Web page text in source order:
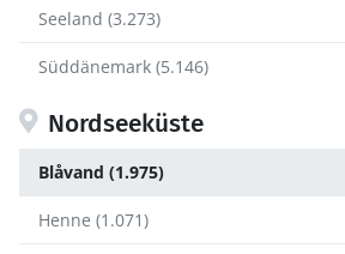
Seeland (3.273)
Süddänemark (5.146)
Nordseeküste
Blåvand (1.975)
Henne (1.071)